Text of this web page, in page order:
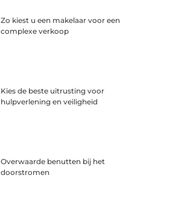
Zo kiest u een makelaar voor een
complexe verkoop
Kies de beste uitrusting voor
hulpverlening en veiligheid
Overwaarde benutten bij het
doorstromen